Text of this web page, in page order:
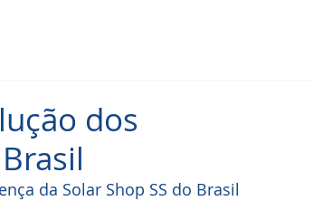
dos
da Solar Shop SS do Brasil